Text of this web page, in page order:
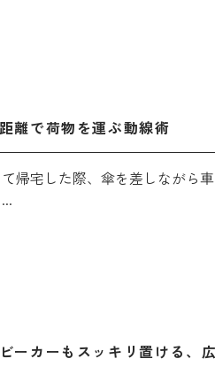
離で荷物を運ぶ動線術
帰宅した際、傘を差しながら
ーカーもスッキリ置ける、